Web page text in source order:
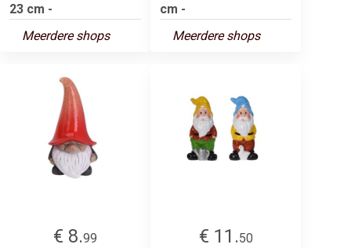
23 cm -
Meerdere shops
cm -
Meerdere shops
€ 8.99
€ 11.50